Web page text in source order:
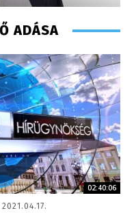
ADÁSA
02:40:06
2021.04.17.